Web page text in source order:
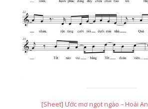
[Sheet] Ước mơ ngọt ngào – Hoài An